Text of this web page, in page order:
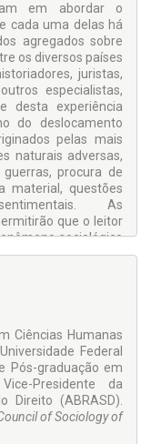
em abordar o
cada uma delas há
agregados sobre
os diversos países
juristas,
especialistas,
desta experiência
do deslocamento
pelas mais
naturais adversas,
procura de
material, questões
As
que o leitor
sociológico
ilustre a essência
de subjetividades.
E TEORIA DO
social global,
conturbado sob o
de baixa
imediatista
atores do
do mercado
cujo intento é
Ciências Humanas
Federal
Pós-graduação em
Presidente da
Direito (ABRASD).
of Sociology of